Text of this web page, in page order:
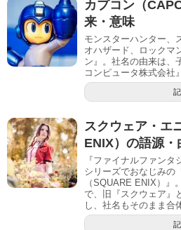
カプコン（
来・意味
モンスターハンター、
オハザード、ロックマ
ン』。社名の由来は、
コンピュータ株式会社
スクウェア・エ
ENIX）の語源・
『ファイナルファンタ
シリーズでおなじみの
（SQUARE ENIX）』
で、旧『スクウェア』
し、社名もそのまま合